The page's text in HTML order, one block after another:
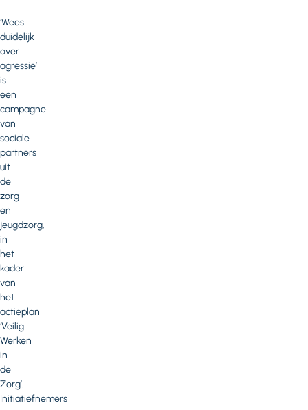
‘Wees
duidelijk
over
agressie’
is
een
campagne
van
sociale
partners
uit
de
zorg
en
jeugdzorg,
in
het
kader
van
het
actieplan
‘Veilig
Werken
in
de
Zorg’.
Initiatiefnemers